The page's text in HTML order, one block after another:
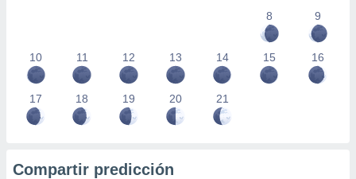
8
9
10 11 12 13 14 15 16
17 18 19 20 21
Compartir predicción